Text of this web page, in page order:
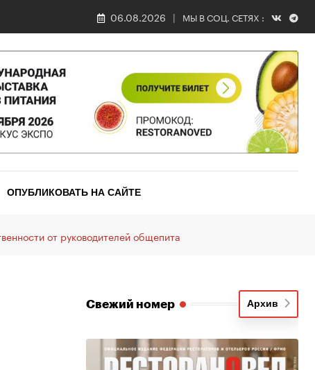
06.08.2026 МЫ В СОЦ. СЕТЯХ :
ОПУБЛИКОВАТЬ НА САЙТЕ
от руководителей общепита
Свежий номер Архив